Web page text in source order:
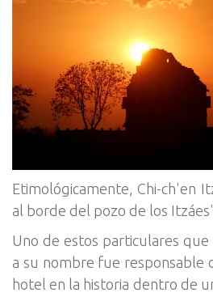
Etimológicamente, Chi-ch'en
al borde del pozo de los
Uno de estos particulares
a su nombre fue responsable
hotel en la historia dentro de